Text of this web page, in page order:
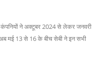
ने अक्टूबर 2024 से लेकर जनवरी
मई 13 से 16 के बीच सेबी ने इन सभी